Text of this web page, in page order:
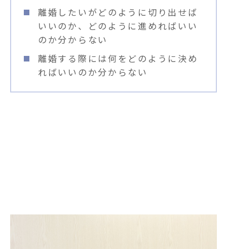
離婚したいがどのように切り出せば
いいのか、どのように進めればいい
のか分からない
離婚する際には何をどのように決め
ればいいのか分からない